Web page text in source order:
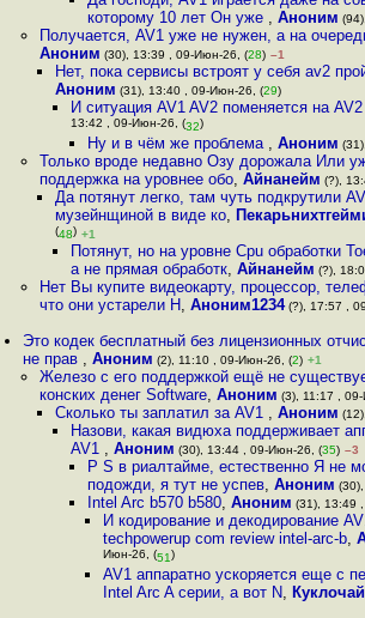
которому 10 лет Он уже , Аноним
Получается, AV1 уже не нужен, а на
Аноним (30), 13:39 , 09-Июн-26, (28) –1
Нет, пока сервисы встроят у себя av2
Аноним (31), 13:40 , 09-Июн-26, (29)
И ситуация AV1 AV2 поменяется на
13:42 , 09-Июн-26, (32)
Ну и в чём же проблема , Аноним
Только вроде недавно Озу дорожала Или
поддержка на уровнее обо, Айнанейм (?),
Да потянут легко, там чуть подкрутили
музейнщиной в виде ко,
(48) +1
Потянут, но на уровне Cpu обработки
а не прямая обработк,Айнанейм (?),
Нет Вы купите видеокарту, процессор,
что они устарели Н, Аноним1234(?), 17:57 ,
Это кодек бесплатный без лицензионных
не прав ,Аноним (2), 11:10 , 09-Июн-26, (2) +1
Железо с его поддержкой ещё не
конских денег Software, Аноним (3), 11:17 ,
Сколько ты заплатил за AV1 , Аноним
Назови, какая видюха поддерживает
AV1 ,Аноним (30), 13:44 , 09-Июн-26, (35) –3
P S в риалтайме, естественно Я не
подожди, я тут не успев, Аноним
Intel Arc b570 b580, Аноним (31), 13:49
И кодирование и декодирование
techpowerup com review intel-arc-b,
Июн-26, (51)
AV1 аппаратно ускоряется еще с
Intel Arc A серии, а вот N, Куклочай